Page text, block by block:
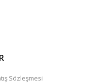
güvenilir bir mağaza
Sözleşmesi